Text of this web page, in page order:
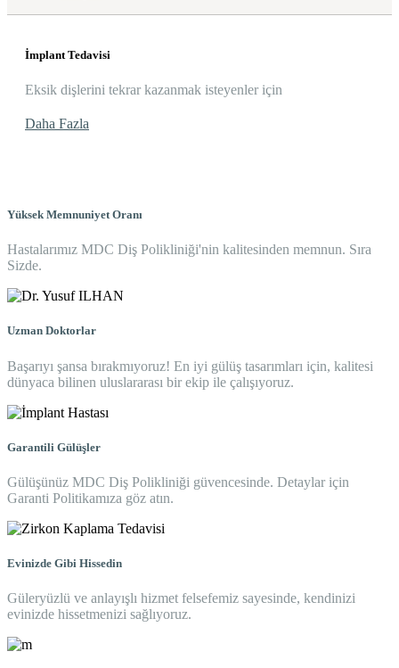
İmplant Tedavisi
Eksik dişlerini tekrar kazanmak isteyenler için
Daha Fazla
Yüksek Memnuniyet Oranı
Hastalarımız MDC Diş Polikliniği'nin kalitesinden memnun. Sıra
Sizde.
Uzman Doktorlar
Başarıyı şansa bırakmıyoruz! En iyi gülüş tasarımları için, kalitesi
dünyaca bilinen uluslararası bir ekip ile çalışıyoruz.
Garantili Gülüşler
Gülüşünüz MDC Diş Polikliniği güvencesinde. Detaylar için
Garanti Politikamıza göz atın.
Evinizde Gibi Hissedin
Güleryüzlü ve anlayışlı hizmet felsefemiz sayesinde, kendinizi
evinizde hissetmenizi sağlıyoruz.